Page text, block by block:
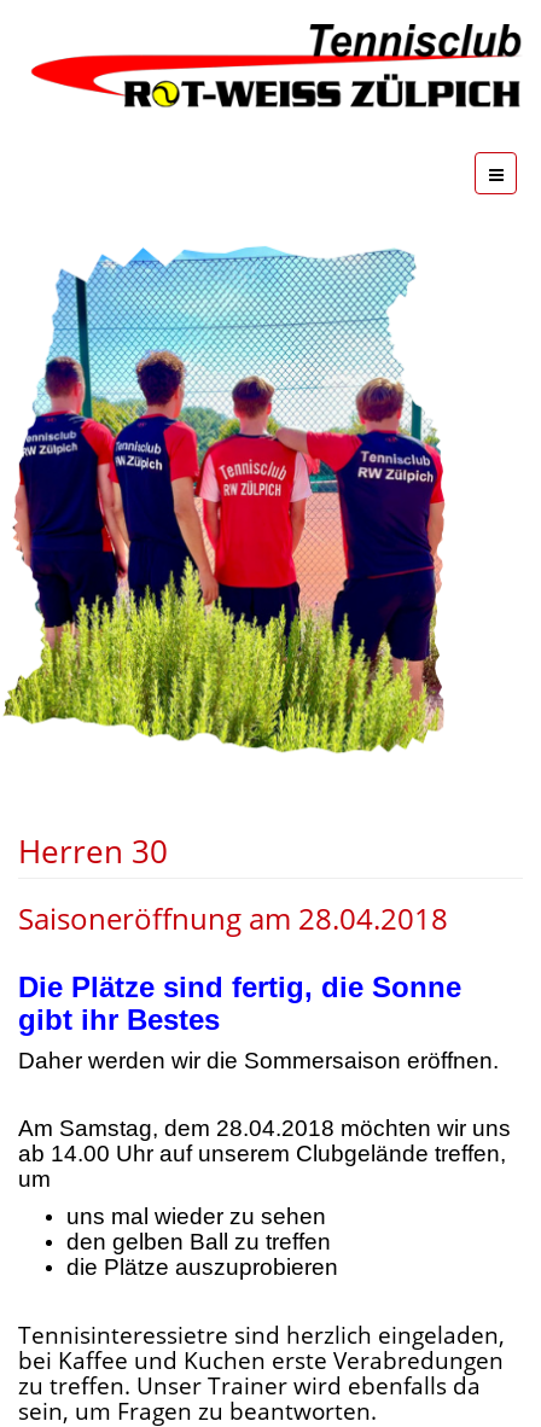
Herren 30
Saisoneröffnung am 28.04.2018
Die Plätze sind fertig, die Sonne
gibt ihr Bestes
Daher werden wir die Sommersaison eröffnen.
Am Samstag, dem 28.04.2018 möchten wir uns
ab 14.00 Uhr auf unserem Clubgelände treffen,
um
uns mal wieder zu sehen
den gelben Ball zu treffen
die Plätze auszuprobieren
Tennisinteressietre sind herzlich eingeladen,
bei Kaffee und Kuchen erste Verabredungen
zu treffen. Unser Trainer wird ebenfalls da
sein, um Fragen zu beantworten.